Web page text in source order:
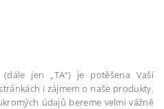
jen „TA“) je potěšena Vaší
i zájmem o naše produkty.
údajů bereme velmi vážně